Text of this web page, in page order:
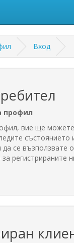
Вход
профил
вие ще
състоянието
се възползвате
регистрираните